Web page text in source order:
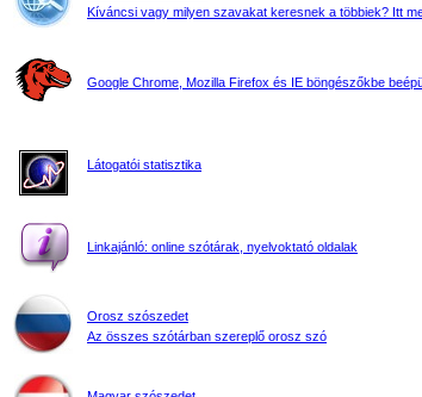
Kíváncsi vagy milyen szavakat keresnek a többiek? Itt
Google Chrome, Mozilla Firefox és IE böngészőkbe
Látogatói statisztika
Linkajánló: online szótárak, nyelvoktató oldalak
Orosz szószedet
Az összes szótárban szereplő orosz szó